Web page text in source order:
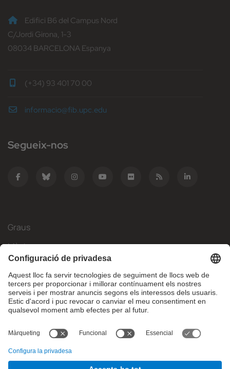
Edifici B6 del Campus Nord
C/Jordi Girona, 1-3
08034 BARCELONA Espanya
(+34) 93 401 70 00
informacio@fib.upc.edu
Segueix-nos
Graus
Màsters
Mobilitat Internacional
Recerca
Empresa
Què necessites?